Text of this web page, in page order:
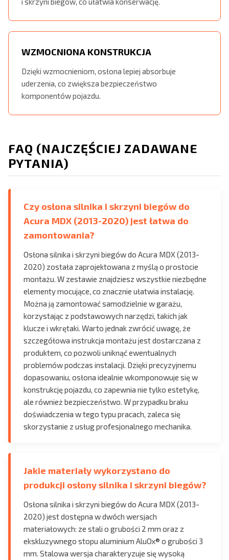
WZMOCNIONA KONSTRUKCJA
Dzięki wzmocnieniom, osłona lepiej absorbuje
uderzenia, co zwiększa bezpieczeństwo
komponentów pojazdu.
FAQ (NAJCZĘŚCIEJ ZADAWANE
PYTANIA)
Czy osłona silnika i skrzyni biegów do
Acura MDX (2013-2020) jest łatwa do
zamontowania?
Osłona silnika i skrzyni biegów do Acura MDX (2013-
2020) została zaprojektowana z myślą o prostocie
montażu. W zestawie znajdziesz wszystkie niezbędne
elementy mocujące, co znacznie ułatwia instalację.
Można ją zamontować samodzielnie w garażu,
korzystając z podstawowych narzędzi, takich jak
klucze i wkrętaki. Warto jednak zwrócić uwagę, że
szczegółowa instrukcja montażu jest dostarczana z
produktem, co pozwoli uniknąć ewentualnych
problemów podczas instalacji. Dzięki precyzyjnemu
dopasowaniu, osłona idealnie wkomponowuje się w
konstrukcję pojazdu, co zapewnia nie tylko estetykę,
ale również bezpieczeństwo. W przypadku braku
doświadczenia w tego typu pracach, zaleca się
skorzystanie z usług profesjonalnego mechanika.
Jakie materiały wykorzystano do
produkcji osłony silnika i skrzyni biegów?
Osłona silnika i skrzyni biegów do Acura MDX (2013-
2020) jest dostępna w dwóch wersjach
materiałowych: ze stali o grubości 2 mm oraz z
ekskluzywnego stopu aluminium AluOx® o grubości 3
mm. Stalowa wersja charakteryzuje się wysoką